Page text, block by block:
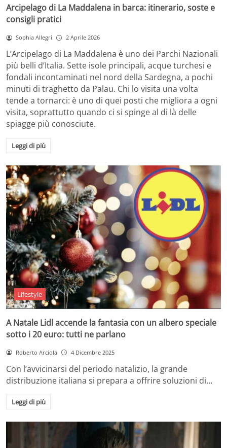
Arcipelago di La Maddalena in barca: itinerario, soste e
consigli pratici
Sophia Allegri 2 Aprile 2026
L’Arcipelago di La Maddalena è uno dei Parchi Nazionali
più belli d’Italia. Sette isole principali, acque turchesi e
fondali incontaminati nel nord della Sardegna, a pochi
minuti di traghetto da Palau. Chi lo visita una volta
tende a tornarci: è uno di quei posti che migliora a ogni
visita, soprattutto quando ci si spinge al di là delle
spiagge più conosciute.
Leggi di più
Lifestyle
A Natale Lidl accende la fantasia con un albero speciale
sotto i 20 euro: tutti ne parlano
Roberto Arciola 4 Dicembre 2025
Con l’avvicinarsi del periodo natalizio, la grande
distribuzione italiana si prepara a offrire soluzioni di…
Leggi di più